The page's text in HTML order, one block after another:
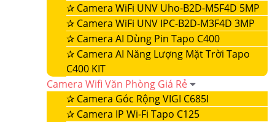
✰ Camera WiFi UNV Uho-B2D-M5F4D 5MP
✰ Camera WiFi UNV IPC-B2D-M3F4D 3MP
✰ Camera AI Dùng Pin Tapo C400
✰ Camera AI Năng Lượng Mặt Trời Tapo
C400 KIT
Camera Wifi Văn Phòng Giá Rẻ
✰ Camera Góc Rộng VIGI C685I
✰ Camera IP Wi-Fi Tapo C125